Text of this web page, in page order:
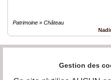
Patrimoine » Château
Gestion des